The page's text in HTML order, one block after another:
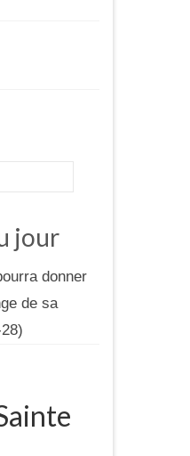
jour
donner
de sa